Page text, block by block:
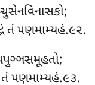
તં પણમામ્યહં.૯૨.
તં પણમામ્યહં.૯૩.